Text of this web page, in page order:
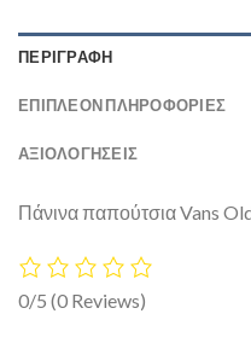
ΠΕΡΙΓΡΑΦΉ
ΕΠΙΠΛΈΟΝ ΠΛΗΡΟΦΟΡΊΕΣ
ΑΞΙΟΛΟΓΗΣΕΙΣ
Πάνινα παπούτσια Vans
0/5 (0 Reviews)